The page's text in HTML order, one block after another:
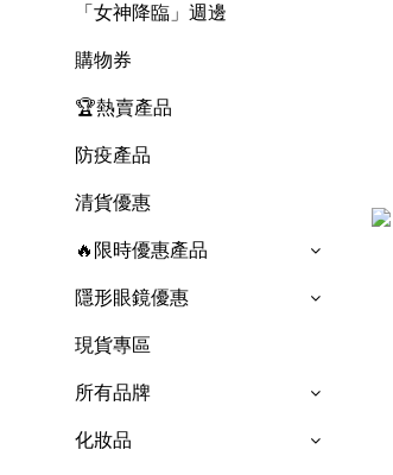
「女神降臨」週邊
購物券
🏆熱賣產品
防疫產品
清貨優惠
🔥限時優惠產品
隱形眼鏡優惠
現貨專區
所有品牌
化妝品